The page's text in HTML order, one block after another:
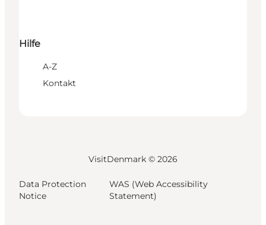
Hilfe
A-Z
Kontakt
VisitDenmark © 2026
Data Protection
Notice
WAS (Web Accessibility
Statement)